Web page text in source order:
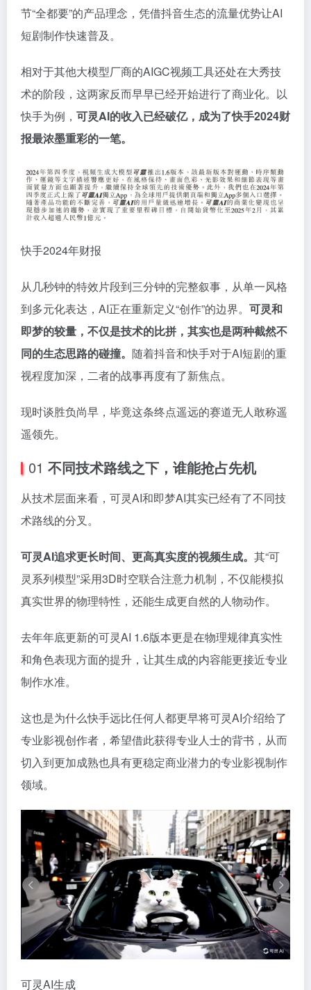
节“全都要”的产品理念，凭借抖音生态的流量优势让AI
短剧制作快速普及。
相对于其他大模型厂商的AIGC视频工具还处在大秀技
术的阶段，这两家反而早早已经开始进行了商业化。以
快手为例， 可灵AI的收入已经破亿，成为了快手2024财
报最浓墨重彩的一笔。
快手2024年财报
从几秒钟的特效片段到三分钟的完整叙事，从单一风格
到多元化表达，AI正在重新定义“创作”的边界。 可灵和
即梦的较量，不仅是技术的比拼，其实也是两种截然不
同的生态思路的碰撞。 随着抖音和快手对于AI短剧的重
视程度加深，二者的战事再度有了新焦点。
现时谈胜负尚早，毕竟这条终点遥远的赛道无人敢称遥
遥领先。
01 不同技术路线之下，谁能抢占先机
从技术层面来看，可灵AI和即梦AI其实已经有了不同技
术路线的分叉。
可灵AI追求更长时间、更高真实度的视频生成。 其“可
灵系列模型”采用3D时空联合注意力机制，不仅能模拟
真实世界的物理特性，还能生成更自然的人物动作。
去年年底更新的可灵AI 1.6版本更是在物理规律真实性
和角色表现方面的提升，让其生成的内容能更接近专业
制作水准。
这也是为什么快手远比任何人都更早将可灵AI介绍给了
专业影视创作者，希望借此获得专业人士的背书，从而
切入到更加成熟也具有更稳定商业潜力的专业影视制作
领域。
可灵AI生成